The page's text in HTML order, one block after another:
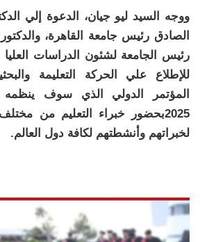
ووجه السيد ليو جيان، الدعوة إلي
الصادق رئيس جامعة القاهرة،
رئيس الجامعة لشئون الدراسات العليا
للإطلاع علي الحركة التعليمة
المؤتمر الدولي الذي سوف ينظمه
2025بحضور خبراء التعليم من
لخبراتهم وأنشطتهم لكافة دول العالم.